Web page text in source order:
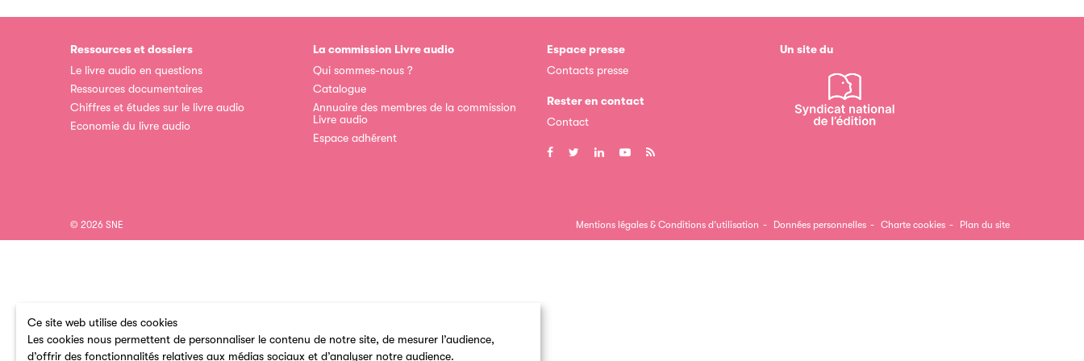
Ce site web utilise des cookies
Les cookies nous permettent de personnaliser le contenu de notre site, de mesurer l’audience,
d’offrir des fonctionnalités relatives aux médias sociaux et d’analyser notre audience.
Ressources et dossiers
Le livre audio en questions
Ressources documentaires
Chiffres et études sur le livre audio
Economie du livre audio
La commission Livre audio
Qui sommes-nous ?
Catalogue
Annuaire des membres de la commission
Livre audio
Espace adhérent
Espace presse
Contacts presse
Rester en contact
Contact
Un site du
Mentions légales & Conditions d’utilisation Données personnelles Charte cookies Plan du site
© 2026 SNE